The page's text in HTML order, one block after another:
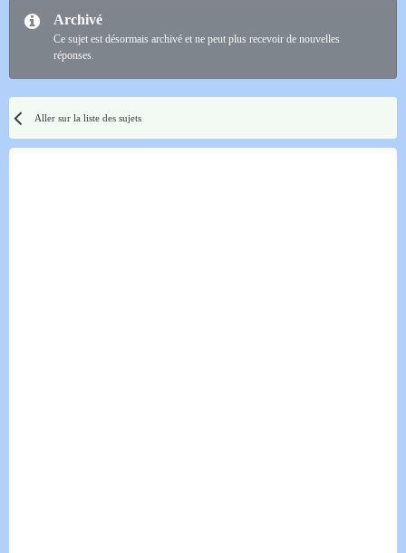
Archivé
Ce sujet est désormais archivé et ne peut plus recevoir de nouvelles
réponses.
Aller sur la liste des sujets